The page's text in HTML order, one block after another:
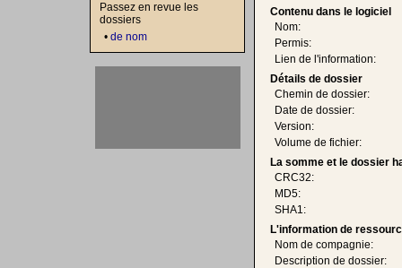
Contenu dans le logiciel
Nom:
Permis:
Lien de l'information:
Détails de dossier
Chemin de dossier:
Date de dossier:
Version:
Volume de fichier:
La somme et le dossier
CRC32:
MD5:
SHA1:
L'information de
Nom de compagnie:
Description de dossier:
Passez en revue les
dossiers
• de nom